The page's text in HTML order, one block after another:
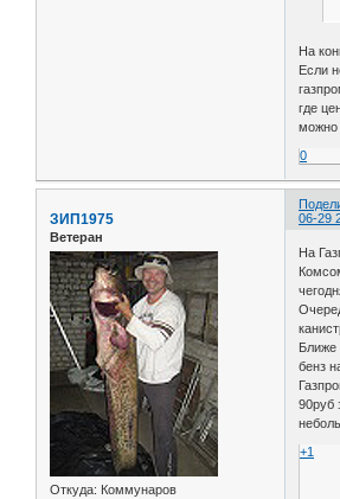
На
Если
где
можно
0
06-29
ЗИП1975
Ветеран
Откуда: Коммунаров
На
Ближе
бенз
90руб
+1